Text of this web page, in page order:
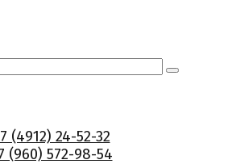
(4912) 24-52-32
(960) 572-98-54